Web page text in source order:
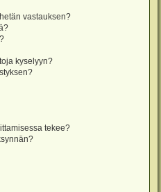
vastauksen?
kyselyyn?
tekee?